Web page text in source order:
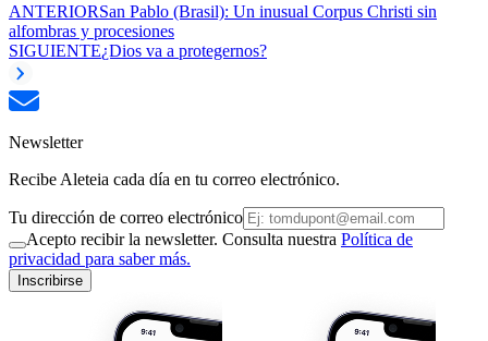
ANTERIORSan Pablo (Brasil): Un inusual Corpus Christi sin
alfombras y procesiones
SIGUIENTE¿Dios va a protegernos?
Newsletter
Recibe Aleteia cada día en tu correo electrónico.
Tu dirección de correo electrónico
Acepto recibir la newsletter. Consulta nuestra Política de
privacidad para saber más.
Inscribirse